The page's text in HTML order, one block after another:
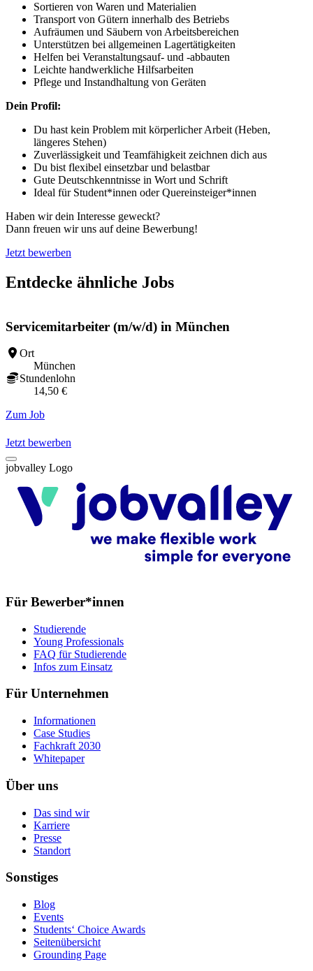
Sortieren von Waren und Materialien
Transport von Gütern innerhalb des Betriebs
Aufräumen und Säubern von Arbeitsbereichen
Unterstützen bei allgemeinen Lagertätigkeiten
Helfen bei Veranstaltungsauf- und -abbauten
Leichte handwerkliche Hilfsarbeiten
Pflege und Instandhaltung von Geräten
Dein Profil:
Du hast kein Problem mit körperlicher Arbeit (Heben,
längeres Stehen)
Zuverlässigkeit und Teamfähigkeit zeichnen dich aus
Du bist flexibel einsetzbar und belastbar
Gute Deutschkenntnisse in Wort und Schrift
Ideal für Student*innen oder Quereinsteiger*innen
Haben wir dein Interesse geweckt?
Dann freuen wir uns auf deine Bewerbung!
Jetzt bewerben
Entdecke ähnliche Jobs
Servicemitarbeiter (m/w/d) in München
Ort
München
Stundenlohn
14,50 €
Zum Job
Jetzt bewerben
jobvalley Logo
Für Bewerber*innen
Studierende
Young Professionals
FAQ für Studierende
Infos zum Einsatz
Für Unternehmen
Informationen
Case Studies
Fachkraft 2030
Whitepaper
Über uns
Das sind wir
Karriere
Presse
Standort
Sonstiges
Blog
Events
Students‘ Choice Awards
Seitenübersicht
Grounding Page